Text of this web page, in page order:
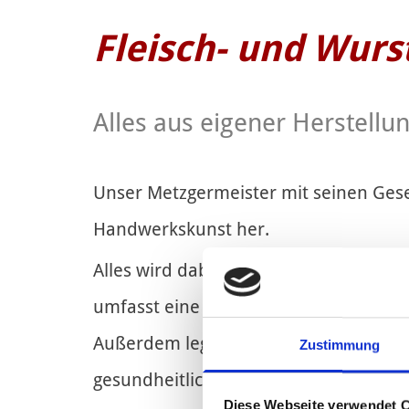
Zustimmung
Diese Webseite verwendet
Fleisch- und
Alles aus eigener
Unser Metzgermeister mit seinen
Handwerkskunst her.
Alles wird dabei nach
umfasst eine große Auswahl an
Außerdem legen wir sehr großen
gesundheitlichen Vorschriften, so